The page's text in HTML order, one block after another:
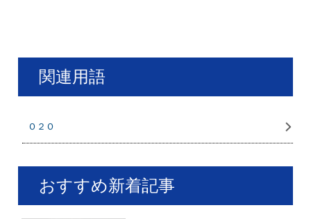
関連用語
Ｏ２Ｏ
おすすめ新着記事